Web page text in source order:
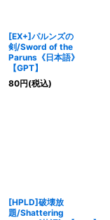
[EX+]パルンズの
剣/Sword of the
Paruns《日本語》
【GPT】
80円(税込)
[HPLD]破壊放
題/Shattering